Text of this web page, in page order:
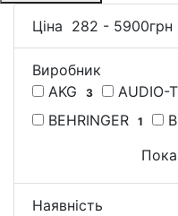
Ціна 282 - 5900грн
Виробник
AKG
3 AUDIO-
BEHRINGER 1
Наявність